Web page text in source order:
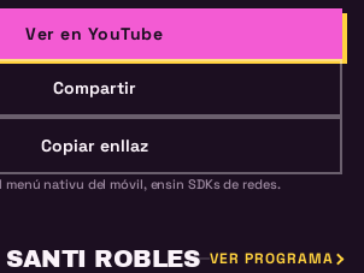
Ver en YouTube
Compartir
Copiar enllaz
nativu del móvil, ensin SDKs de redes.
ROBLES VER PROGRAMA